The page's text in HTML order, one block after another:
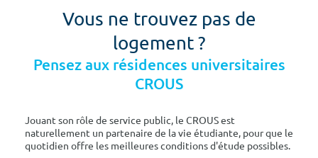
Vous ne trouvez pas de
logement ?
Pensez aux résidences universitaires
CROUS
Jouant son rôle de service public, le CROUS est
naturellement un partenaire de la vie étudiante, pour que le
quotidien offre les meilleures conditions d'étude possibles.